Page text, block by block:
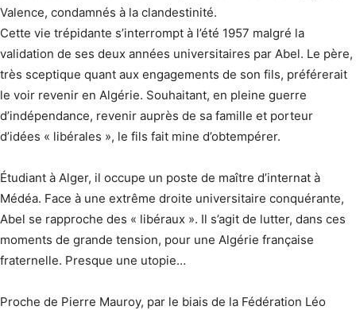
Valence, condamnés à la clandestinité.
Cette vie trépidante s’interrompt à l’été 1957 malgré la
validation de ses deux années universitaires par Abel. Le père,
très sceptique quant aux engagements de son fils, préférerait
le voir revenir en Algérie. Souhaitant, en pleine guerre
d’indépendance, revenir auprès de sa famille et porteur
d’idées « libérales », le fils fait mine d’obtempérer.
Étudiant à Alger, il occupe un poste de maître d’internat à
Médéa. Face à une extrême droite universitaire conquérante,
Abel se rapproche des « libéraux ». Il s’agit de lutter, dans ces
moments de grande tension, pour une Algérie française
fraternelle. Presque une utopie…
Proche de Pierre Mauroy, par le biais de la Fédération Léo